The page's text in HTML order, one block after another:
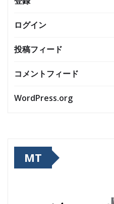
ログイン
投稿フィード
コメントフィード
WordPress.org
MT